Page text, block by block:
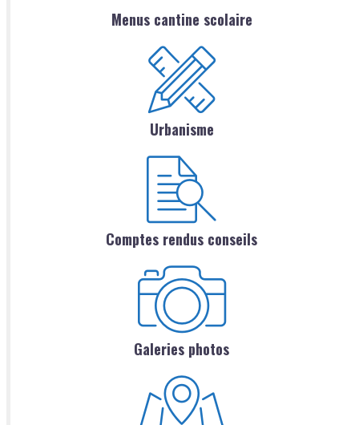
Menus cantine scolaire
Urbanisme
Comptes rendus conseils
Galeries photos